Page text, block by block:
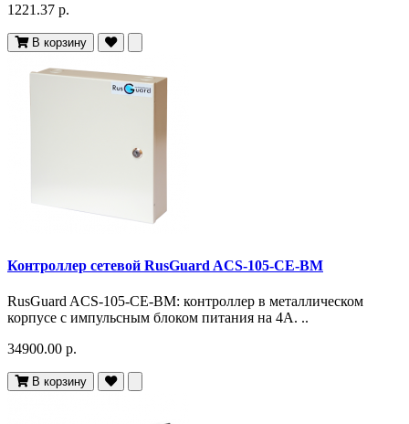
1221.37 р.
В корзину
Контроллер сетевой RusGuard ACS-105-CE-BM
RusGuard ACS-105-CE-BM: контроллер в металлическом
корпусе с импульсным блоком питания на 4А. ..
34900.00 р.
В корзину